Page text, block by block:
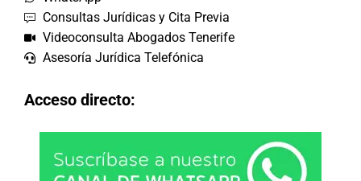
Consultas Jurídicas y Cita Previa
Videoconsulta Abogados Tenerife
Asesoría Jurídica Telefónica
Acceso directo: